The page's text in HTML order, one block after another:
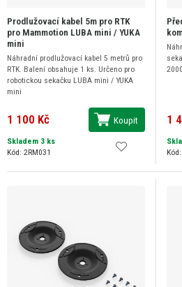
Prodlužovací kabel 5m pro RTK
pro Mammotion LUBA mini / YUKA
mini
Náhradní prodlužovací kabel 5 metrů pro
RTK. Balení obsahuje 1 ks. Určeno pro
robotickou sekačku LUBA mini / YUKA
mini
1 100 Kč Koupit
Skladem 3 ks
Kód: 2RM031
1